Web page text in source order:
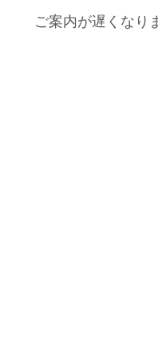
ご案内が遅くなり